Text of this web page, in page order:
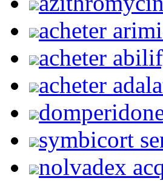
acheter
acheter
acheter
symbicort
nolvadex